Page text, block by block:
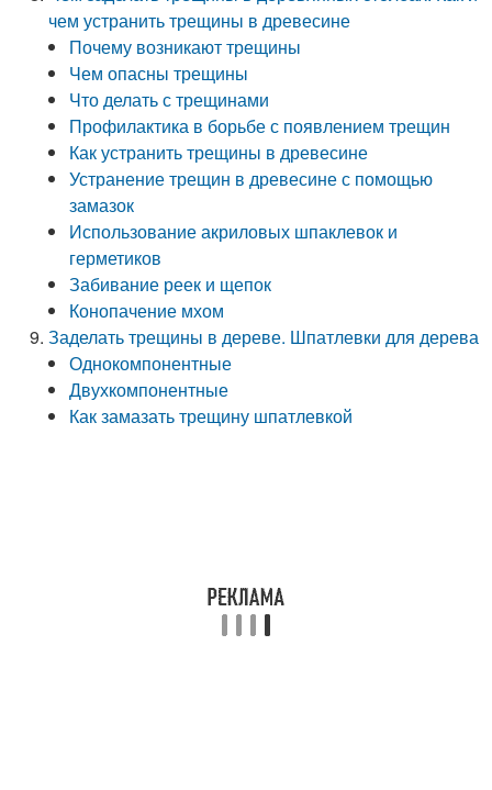
чем устранить трещины в древесине
Почему возникают трещины
Чем опасны трещины
Что делать с трещинами
Профилактика в борьбе с появлением трещин
Как устранить трещины в древесине
Устранение трещин в древесине с помощью
замазок
Использование акриловых шпаклевок и
герметиков
Забивание реек и щепок
Конопачение мхом
Заделать трещины в дереве. Шпатлевки для дерева
Однокомпонентные
Двухкомпонентные
Как замазать трещину шпатлевкой